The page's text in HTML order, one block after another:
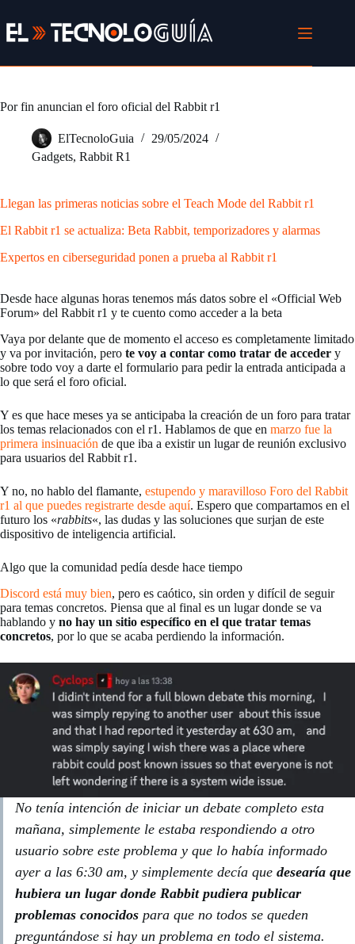
al
contenido
Por fin anuncian el foro oficial del Rabbit r1
ElTecnoloGuia
29/05/2024
Gadgets, Rabbit R1
Llegan las primeras noticias sobre el Teach Mode del Rabbit r1
El Rabbit r1 se actualiza: Beta Rabbit, temporizadores y alarmas
Expertos en ciberseguridad ponen a prueba al Rabbit r1
Desde hace algunas horas tenemos más datos sobre el «Official Web
Forum» del Rabbit r1 y te cuento como acceder a la beta
Vaya por delante que de momento el acceso es completamente limitado
y va por invitación, pero te voy a contar como tratar de acceder y
sobre todo voy a darte el formulario para pedir la entrada anticipada a
lo que será el foro oficial.
Y es que hace meses ya se anticipaba la creación de un foro para tratar
los temas relacionados con el r1. Hablamos de que en marzo fue la
primera insinuación de que iba a existir un lugar de reunión exclusivo
para usuarios del Rabbit r1.
Y no, no hablo del flamante, estupendo y maravilloso Foro del Rabbit
r1 al que puedes registrarte desde aquí. Espero que compartamos en el
futuro los «rabbits«, las dudas y las soluciones que surjan de este
dispositivo de inteligencia artificial.
Algo que la comunidad pedía desde hace tiempo
Discord está muy bien, pero es caótico, sin orden y difícil de seguir
para temas concretos. Piensa que al final es un lugar donde se va
hablando y no hay un sitio específico en el que tratar temas
concretos, por lo que se acaba perdiendo la información.
No tenía intención de iniciar un debate completo esta
mañana, simplemente le estaba respondiendo a otro
usuario sobre este problema y que lo había informado
ayer a las 6:30 am, y simplemente decía que desearía que
hubiera un lugar donde Rabbit pudiera publicar
problemas conocidos para que no todos se queden
preguntándose si hay un problema en todo el sistema.